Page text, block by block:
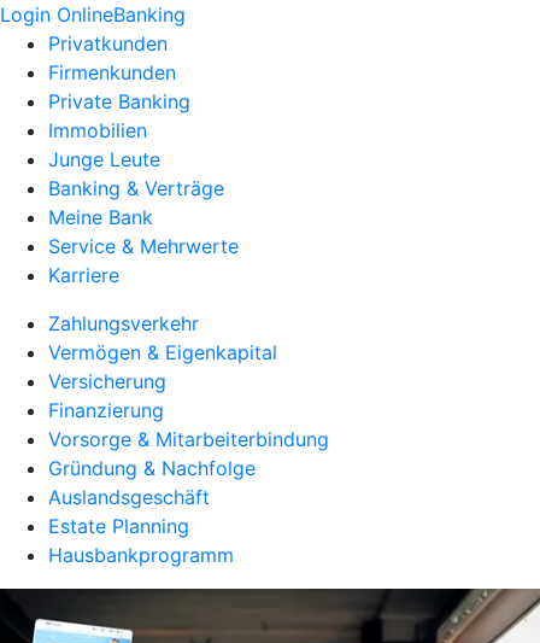
Login OnlineBanking
Privatkunden
Firmenkunden
Private Banking
Immobilien
Junge Leute
Banking & Verträge
Meine Bank
Service & Mehrwerte
Karriere
Zahlungsverkehr
Vermögen & Eigenkapital
Versicherung
Finanzierung
Vorsorge & Mitarbeiterbindung
Gründung & Nachfolge
Auslandsgeschäft
Estate Planning
Hausbankprogramm